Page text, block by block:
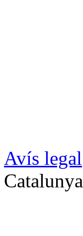
Avís legal
Catalunya